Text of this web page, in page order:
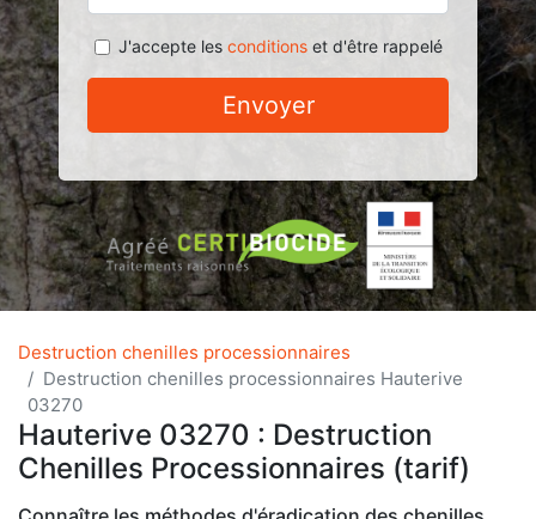
J'accepte les conditionset d'être rappelé
Envoyer
Destruction chenilles processionnaires
Destruction chenilles processionnaires Hauterive
03270
Hauterive 03270 : Destruction
Chenilles Processionnaires (tarif)